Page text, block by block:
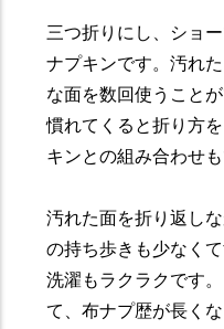
三つ折りにし、ショ
ナプキンです。汚れ
な面を数回使うこと
慣れてくると折り方
キンとの組み合わせ
汚れた面を折り返し
の持ち歩きも少なく
洗濯もラクラクです
て、布ナプ歴が長く